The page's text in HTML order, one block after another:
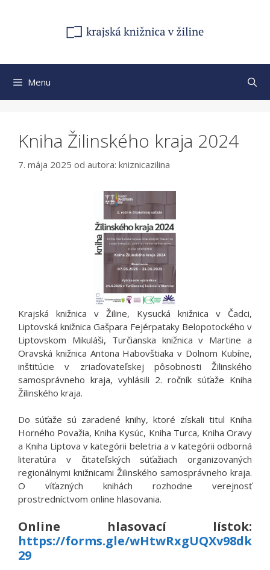
Menu
Kniha Žilinského kraja 2024
7. mája 2025 od autora: kniznicazilina
Krajská knižnica v Žiline, Kysucká knižnica v Čadci,
Liptovská knižnica Gašpara Fejérpataky Belopotockého v
Liptovskom Mikuláši, Turčianska knižnica v Martine a
Oravská knižnica Antona Habovštiaka v Dolnom Kubíne,
inštitúcie v zriaďovateľskej pôsobnosti Žilinského
samosprávneho kraja, vyhlásili 2. ročník súťaže Kniha
Žilinského kraja.
Do súťaže sú zaradené knihy, ktoré získali titul Kniha
Horného Považia, Kniha Kysúc, Kniha Turca, Kniha Oravy
a Kniha Liptova v kategórii beletria a v kategórii odborná
literatúra v čitateľských súťažiach organizovaných
regionálnymi knižnicami Žilinského samosprávneho kraja.
O víťazných knihách rozhodne verejnosť
prostredníctvom online hlasovania.
Online hlasovací lístok:
https://forms.gle/wHtwRxgUQXv98dk
29